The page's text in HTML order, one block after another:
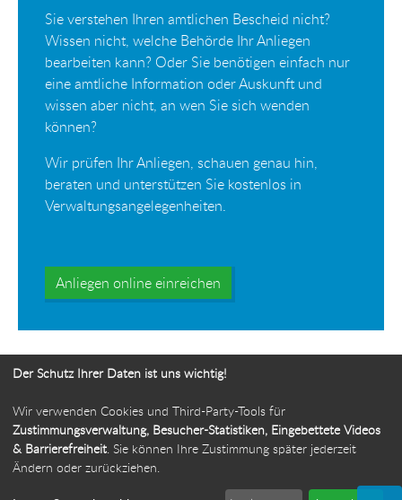
Sie verstehen Ihren amtlichen Bescheid nicht?
Wissen nicht, welche Behörde Ihr Anliegen
bearbeiten kann? Oder Sie benötigen einfach nur
eine amtliche Information oder Auskunft und
wissen aber nicht, an wen Sie sich wenden
können?
Wir prüfen Ihr Anliegen, schauen genau hin,
beraten und unterstützen Sie kostenlos in
Verwaltungsangelegenheiten.
Anliegen online einreichen
Ihr Weg zur Bürgerbeauftragten
Der Schutz Ihrer Daten ist uns wichtig!
Wir verwenden Cookies und Third-Party-Tools für
Zustimmungsverwaltung, Besucher-Statistiken, Eingebettete Videos
& Barrierefreiheit. Sie können Ihre Zustimmung später jederzeit
Ändern oder zurückziehen.